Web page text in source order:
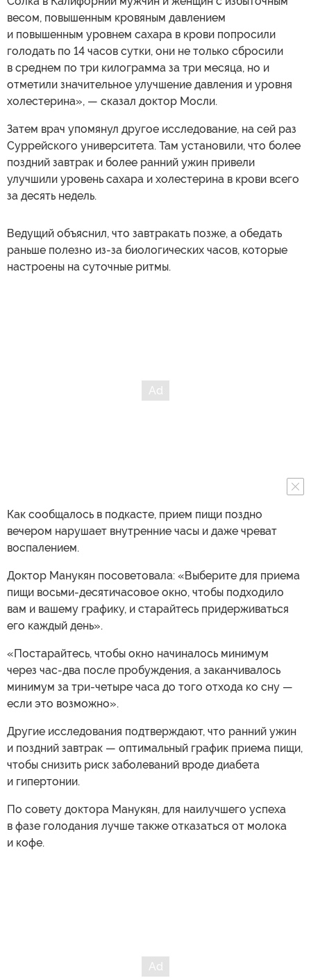
весом, повышенным кровяным давлением
и повышенным уровнем сахара в крови попросили
голодать по 14 часов сутки, они не только сбросили
в среднем по три килограмма за три месяца, но и
отметили значительное улучшение давления и уровня
холестерина», — сказал доктор Мосли.
Затем врач упомянул другое исследование, на сей раз
Суррейского университета. Там установили, что более
поздний завтрак и более ранний ужин привели
улучшили уровень сахара и холестерина в крови всего
за десять недель.
Ведущий объяснил, что завтракать позже, а обедать
раньше полезно из-за биологических часов, которые
настроены на суточные ритмы.
Как сообщалось в подкасте, прием пищи поздно
вечером нарушает внутренние часы и даже чреват
воспалением.
Доктор Манукян посоветовала: «Выберите для приема
пищи восьми-десятичасовое окно, чтобы подходило
вам и вашему графику, и старайтесь придерживаться
его каждый день».
«Постарайтесь, чтобы окно начиналось минимум
через час-два после пробуждения, а заканчивалось
минимум за три-четыре часа до того отхода ко сну —
если это возможно».
Другие исследования подтверждают, что ранний ужин
и поздний завтрак — оптимальный график приема пищи,
чтобы снизить риск заболеваний вроде диабета
и гипертонии.
По совету доктора Манукян, для наилучшего успеха
в фазе голодания лучше также отказаться от молока
и кофе.